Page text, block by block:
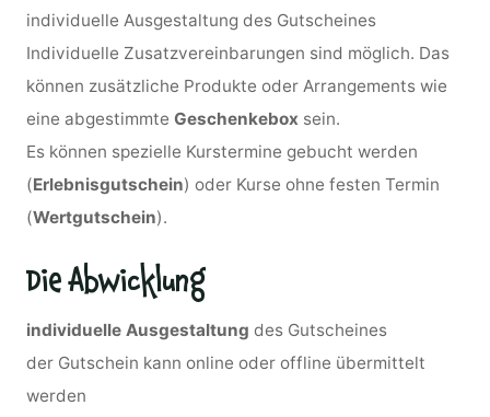
individuelle Ausgestaltung des Gutscheines
Individuelle Zusatzvereinbarungen sind möglich. Das
können zusätzliche Produkte oder Arrangements wie
eine abgestimmteGeschenkebox sein.
Es können spezielle Kurstermine gebucht werden
(Erlebnisgutschein) oder Kurse ohne festen Termin
(Wertgutschein).
Die Abwicklung
individuelle Ausgestaltung des Gutscheines
der Gutschein kann online oder offline übermittelt
werden